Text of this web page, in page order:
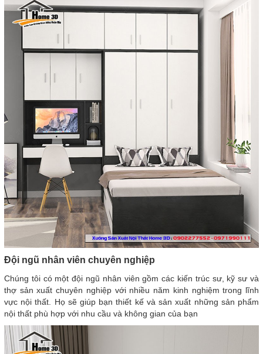
Đội ngũ nhân viên chuyên nghiệp
Chúng tôi có một đội ngũ nhân viên gồm các kiến trúc sư, kỹ sư và
thợ sản xuất chuyên nghiệp với nhiều năm kinh nghiệm trong lĩnh
vực nội thất. Họ sẽ giúp bạn thiết kế và sản xuất những sản phẩm
nội thất phù hợp với nhu cầu và không gian của bạn